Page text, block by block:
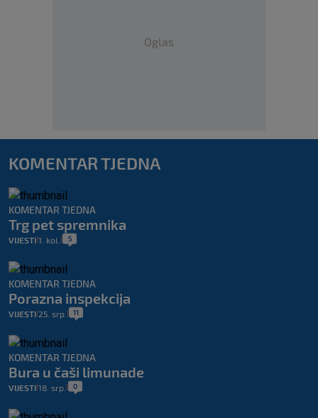
Oglas
KOMENTAR TJEDNA
KOMENTAR TJEDNA
Trg pet spremnika
VIJESTI 1. kol. 5
KOMENTAR TJEDNA
Porazna inspekcija
VIJESTI 25. srp. 11
KOMENTAR TJEDNA
Bura u čaši limunade
VIJESTI 18. srp. 0